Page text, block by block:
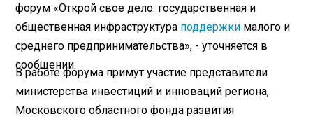
форум «Открой свое дело: государственная и
общественная инфраструктура поддержки малого и
среднего предпринимательства», - уточняется в
сообщении.
В работе форума примут участие представители
министерства инвестиций и инноваций региона,
Московского областного фонда развития